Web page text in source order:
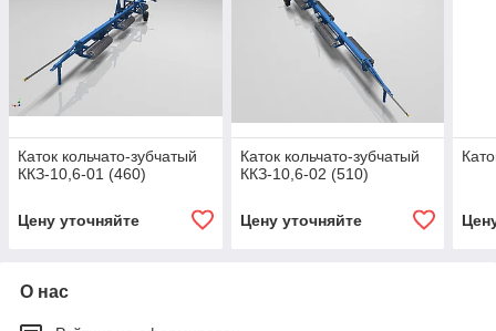
Каток кольчато-зубчатый
ККЗ-10,6-01 (460)
Цену уточняйте
Каток кольчато-зубчатый
ККЗ-10,6-02 (510)
Цену уточняйте
О нас